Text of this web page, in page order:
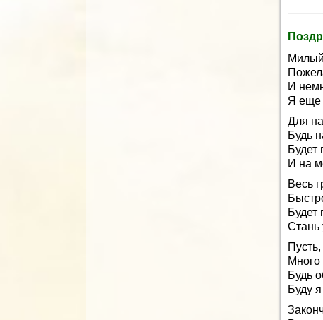
И
Я еще
Для
Будь
Будет
И на
Весь
Будет
Стань
Много
Будь
Буду